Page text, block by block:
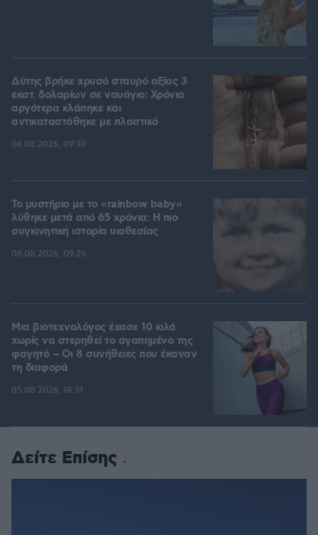
Δύτης βρήκε χρυσό σταυρό αξίας 3
εκατ. δολαρίων σε ναυάγιο: Χρόνια
αργότερα κλάπηκε και
αντικαταστάθηκε με πλαστικό
06.08.2026, 09:30
Το μυστήριο με το «rainbow baby»
λύθηκε μετά από 65 χρόνια: Η πιο
συγκινητική ιστορία υιοθεσίας
06.08.2026, 09:26
Μια βιοτεχνολόγος έχασε 10 κιλά
χωρίς να στερηθεί το αγαπημένο της
φαγητό – Οι 8 συνήθειες που έκαναν
τη διαφορά
05.08.2026, 18:31
Δείτε Επίσης